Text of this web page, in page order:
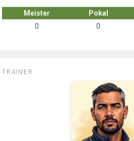
Meister Pokal
0
0
TRAINER: